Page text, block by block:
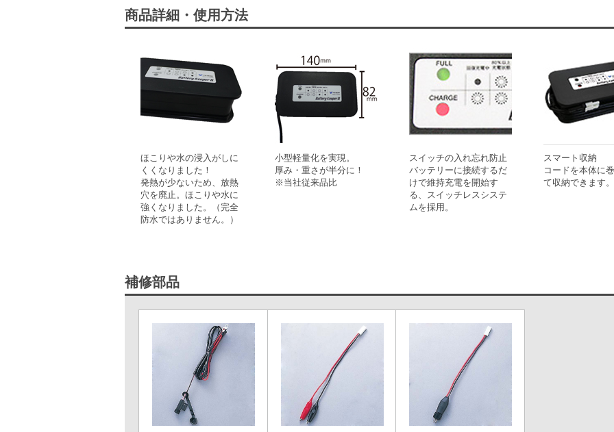
商品詳細・使用方法
ほこりや水の浸入がしに
くくなりました！
発熱が少ないため、放熱
穴を廃止。ほこりや水に
強くなりました。（完全
防水ではありません。）
小型軽量化を実現。
厚み・重さが半分に！
※当社従来品比
スイッチの入れ忘れ防止
バッテリーに接続するだ
けで維持充電を開始す
る、スイッチレスシステ
ムを採用。
スマート収納
コードを本体に
て収納できます。
補修部品